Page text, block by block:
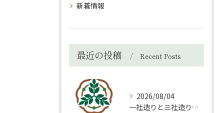
新着情報
最近の投稿 Recent Posts
2026/08/04
一社造りと三社造り、どちらを選ぶべき？